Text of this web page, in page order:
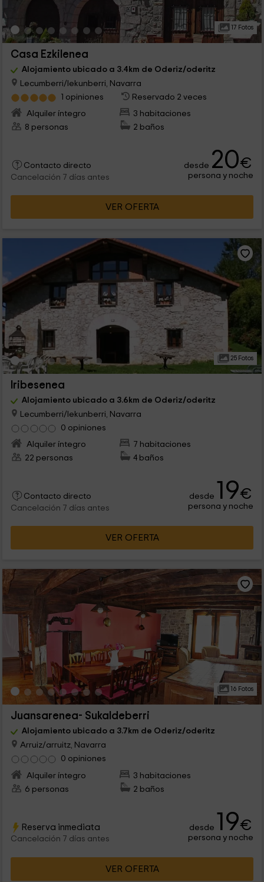
17 Fotos
Casa Ezkilenea
Alojamiento ubicado a 3.4km de Oderiz/oderitz
Lecumberri/lekunberri, Navarra
1 opiniones
Reservado 2 veces
Alquiler íntegro
3 habitaciones
8 personas
2 baños
Contacto directo
Cancelación 7 días antes
desde 20€
persona y noche
VER OFERTA
25 Fotos
Iribesenea
Alojamiento ubicado a 3.6km de Oderiz/oderitz
Lecumberri/lekunberri, Navarra
0 opiniones
Alquiler íntegro
7 habitaciones
22 personas
4 baños
Contacto directo
Cancelación 7 días antes
desde 19€
persona y noche
VER OFERTA
16 Fotos
Juansarenea- Sukaldeberri
Alojamiento ubicado a 3.7km de Oderiz/oderitz
Arruiz/arruitz, Navarra
0 opiniones
Alquiler íntegro
3 habitaciones
6 personas
2 baños
Reserva inmediata
Cancelación 7 días antes
desde 19€
persona y noche
VER OFERTA